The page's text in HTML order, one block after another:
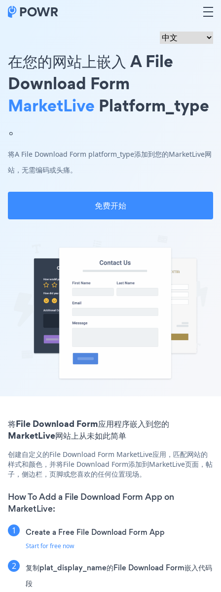
在您的网站上嵌入 A File
Download Form
MarketLive Platform_type
。
将A File Download Form platform_type添加到您的MarketLive网
站，无需编码或头痛。
免费开始
将File Download Form应用程序嵌入到您的
MarketLive网站上从未如此简单
创建自定义的File Download Form MarketLive应用，匹配网站的
样式和颜色，并将File Download Form添加到MarketLive页面，帖
子，侧边栏，页脚或您喜欢的任何位置现场。
How To Add a File Download Form App on
MarketLive:
Create a Free File Download Form App
Start for free now
复制plat_display_name的File Download Form嵌入代码
段